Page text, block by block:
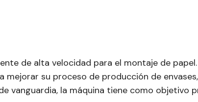
de alta velocidad para el montaje de
su proceso de producción de
vanguardia, la máquina tiene como objetivo